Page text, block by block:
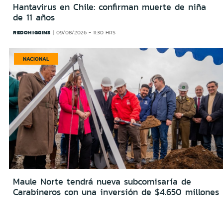
Hantavirus en Chile: confirman muerte de niña
de 11 años
REDOHIGGINS 09/08/2026 - 11:30 HRS
NACIONAL
Maule Norte tendrá nueva subcomisaría de
Carabineros con una inversión de $4.650 millones